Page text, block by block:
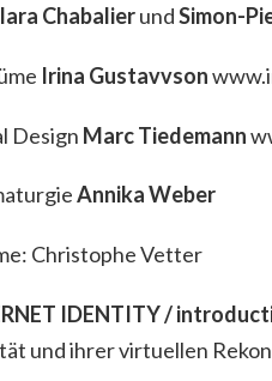
ChabalierundSimon-
Irina Gustavvson
Design Marc Tiedemann
Annika Weber
Christophe Vetter
IDENTITY /
und ihrer virtuellen